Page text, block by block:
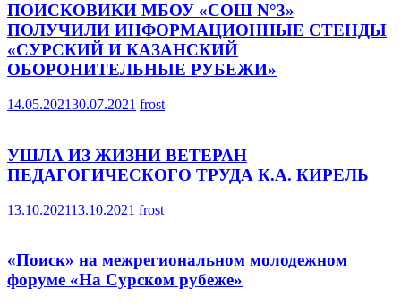
ПОИСКОВИКИ МБОУ «СОШ N°3»
ПОЛУЧИЛИ ИНФОРМАЦИОННЫЕ СТЕНДЫ
«СУРСКИЙ И КАЗАНСКИЙ
ОБОРОНИТЕЛЬНЫЕ РУБЕЖИ»
14.05.202130.07.2021 frost
УШЛА ИЗ ЖИЗНИ ВЕТЕРАН
ПЕДАГОГИЧЕСКОГО ТРУДА К.А. КИРЕЛЬ
13.10.202113.10.2021 frost
«Поиск» на межрегиональном молодежном
форуме «На Сурском рубеже»